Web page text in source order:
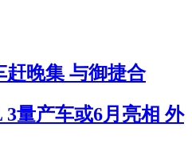
赶晚集 与御捷合
量产车或6月亮相 外